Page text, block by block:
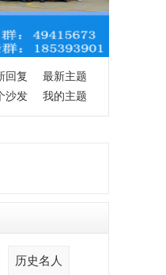
回复
最新主题
沙发 我的主题
历史名人